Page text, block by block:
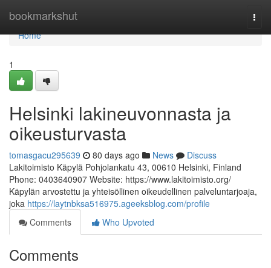
bookmarkshut
Home
Home
1
Helsinki lakineuvonnasta ja
oikeusturvasta
tomasgacu295639 80 days ago News
Discuss
Lakitoimisto Käpylä Pohjolankatu 43, 00610 Helsinki, Finland
Phone: 0403640907 Website: https://www.lakitoimisto.org/
Käpylän arvostettu ja yhteisöllinen oikeudellinen palveluntarjoaja,
joka https://laytnbksa516975.ageeksblog.com/profile
Comments
Who Upvoted
Comments